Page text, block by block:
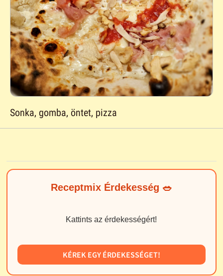
Sonka, gomba, öntet, pizza
Receptmix Érdekesség 🥗
Kattints az érdekességért!
KÉREK EGY ÉRDEKESSÉGET!